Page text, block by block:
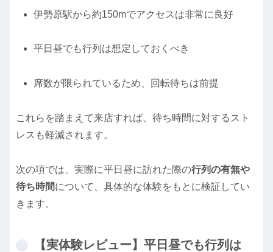
伊勢原駅から約150mでアクセスは非常に良好
平日昼でも行列は想定しておくべき
席数が限られているため、回転待ちは前提
これらを踏まえて来店すれば、待ち時間に対するスト
レスも軽減されます。
次の項では、実際に平日昼に訪れた際の行列の有無や
待ち時間について、具体的な体験をもとに検証してい
きます。
【実体験レビュー】平日昼でも行列は